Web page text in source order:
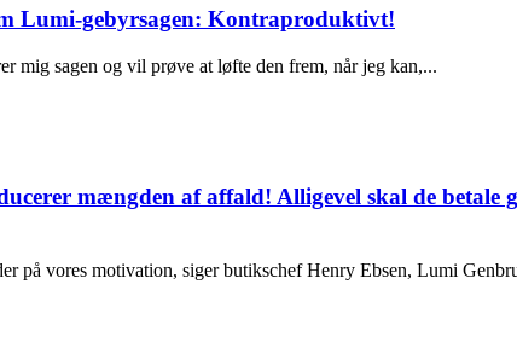
Lumi-gebyrsagen: Kontraproduktivt!
mig sagen og vil prøve at løfte den frem, når jeg kan,...
mængden af affald! Alligevel skal de betale
vores motivation, siger butikschef Henry Ebsen, Lumi